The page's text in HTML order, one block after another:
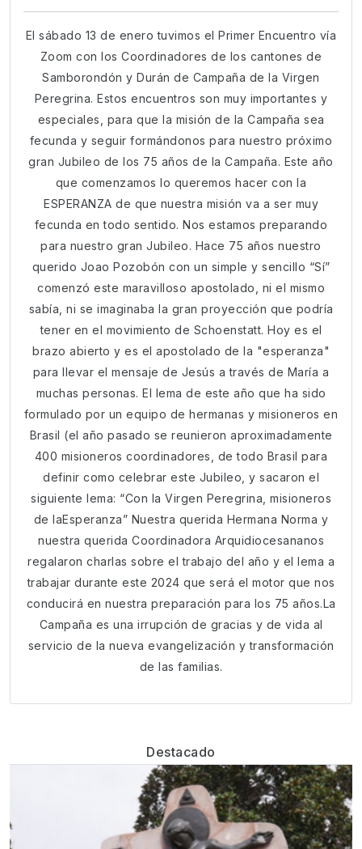
El sábado 13 de enero tuvimos el Primer Encuentro vía
Zoom con los Coordinadores de los cantones de
Samborondón y Durán de Campaña de la Virgen
Peregrina. Estos encuentros son muy importantes y
especiales, para que la misión de la Campaña sea
fecunda y seguir formándonos para nuestro próximo
gran Jubileo de los 75 años de la Campaña. Este año
que comenzamos lo queremos hacer con la
ESPERANZA de que nuestra misión va a ser muy
fecunda en todo sentido. Nos estamos preparando
para nuestro gran Jubileo. Hace 75 años nuestro
querido Joao Pozobón con un simple y sencillo “Sí”
comenzó este maravilloso apostolado, ni el mismo
sabía, ni se imaginaba la gran proyección que podría
tener en el movimiento de Schoenstatt. Hoy es el
brazo abierto y es el apostolado de la "esperanza"
para llevar el mensaje de Jesús a través de María a
muchas personas. El lema de este año que ha sido
formulado por un equipo de hermanas y misioneros en
Brasil (el año pasado se reunieron aproximadamente
400 misioneros coordinadores, de todo Brasil para
definir como celebrar este Jubileo, y sacaron el
siguiente lema: “Con la Virgen Peregrina, misioneros
de laEsperanza” Nuestra querida Hermana Norma y
nuestra querida Coordinadora Arquidiocesananos
regalaron charlas sobre el trabajo del año y el lema a
trabajar durante este 2024 que será el motor que nos
conducirá en nuestra preparación para los 75 años.La
Campaña es una irrupción de gracias y de vida al
servicio de la nueva evangelización y transformación
de las familias.
Destacado